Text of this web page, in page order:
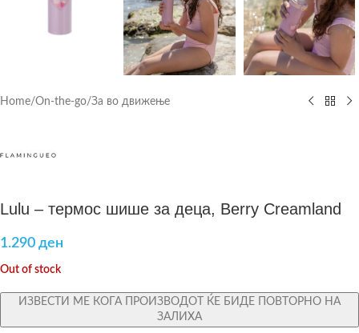
Home/On-the-go/За во движење
Lulu – термос шише за деца, Berry Creamland
1.290 ден
Out of stock
ИЗВЕСТИ МЕ КОГА ПРОИЗВОДОТ ЌЕ БИДЕ ПОВТОРНО НА
ЗАЛИХА